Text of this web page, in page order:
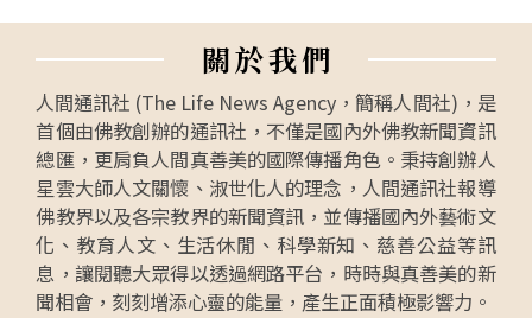
關於我們
人間通訊社 (The Life News Agency，簡稱人間社)，是
首個由佛教創辦的通訊社，不僅是國內外佛教新聞資訊
總匯，更肩負人間真善美的國際傳播角色。秉持創辦人
星雲大師人文關懷、淑世化人的理念，人間通訊社報導
佛教界以及各宗教界的新聞資訊，並傳播國內外藝術文
化、教育人文、生活休閒、科學新知、慈善公益等訊
息，讓閱聽大眾得以透過網路平台，時時與真善美的新
聞相會，刻刻增添心靈的能量，產生正面積極影響力。